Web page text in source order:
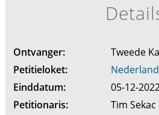
Ontvanger:
Tweede
Petitieloket:
Nederland
Einddatum:
05-12-
Petitionaris:
Tim Sekac